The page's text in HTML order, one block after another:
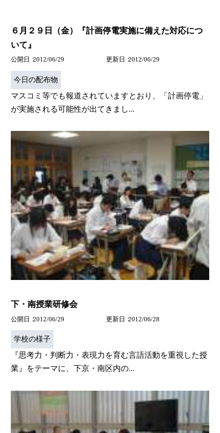
６月２９日（金）『計画停電実施に備えた対応につ
いて』
公開日 2012/06/29 更新日 2012/06/29
今日の配布物
マスコミ等でも報道されていますとおり、「計画停電」
が実施される可能性が出てきまし...
下・南授業研修会
公開日 2012/06/29 更新日 2012/06/28
学校の様子
『思考力・判断力・表現力を育む言語活動を重視した授
業』をテーマに、下京・南区内の...